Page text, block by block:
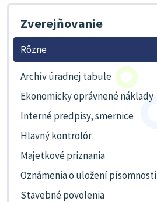
Zverejňovanie
Rôzne
Archív úradnej tabule
Ekonomicky oprávnené náklady
Interné predpisy, smernice
Hlavný kontrolór
Majetkové priznania
Oznámenia o uložení písomnosti
Stavebné povolenia